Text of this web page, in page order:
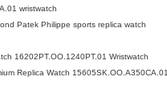
wristwatch
Patek Philippe sports replica watch
16202PT.OO.1240PT.01 Wristwatch
Replica Watch